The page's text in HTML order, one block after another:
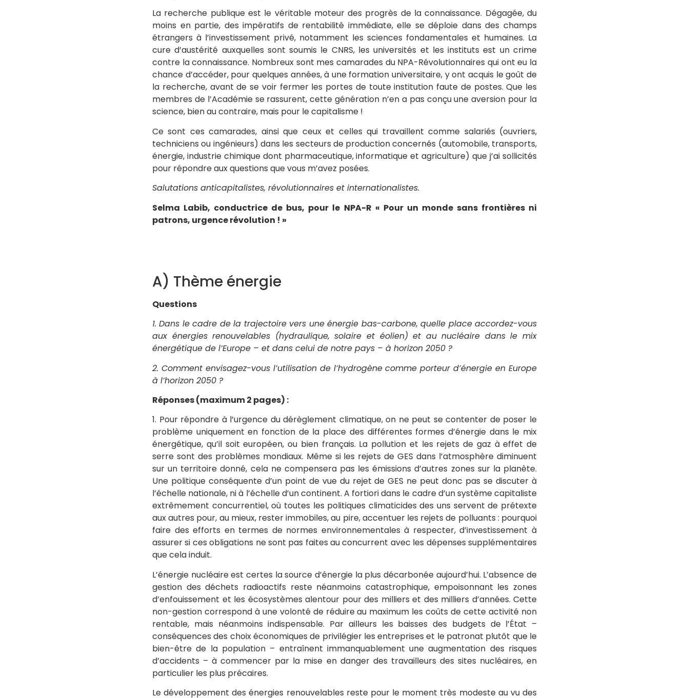
La recherche publique est le véritable moteur des progrès de la connaissance. Dégagée, du
moins en partie, des impératifs de rentabilité immédiate, elle se déploie dans des champs
étrangers à l’investissement privé, notamment les sciences fondamentales et humaines. La
cure d’austérité auxquelles sont soumis le CNRS, les universités et les instituts est un crime
contre la connaissance. Nombreux sont mes camarades du NPA-Révolutionnaires qui ont eu la
chance d’accéder, pour quelques années, à une formation universitaire, y ont acquis le goût de
la recherche, avant de se voir fermer les portes de toute institution faute de postes. Que les
membres de l’Académie se rassurent, cette génération n’en a pas conçu une aversion pour la
science, bien au contraire, mais pour le capitalisme !
Ce sont ces camarades, ainsi que ceux et celles qui travaillent comme salariés (ouvriers,
techniciens ou ingénieurs) dans les secteurs de production concernés (automobile, transports,
énergie, industrie chimique dont pharmaceutique, informatique et agriculture) que j’ai sollicités
pour répondre aux questions que vous m’avez posées.
Salutations anticapitalistes, révolutionnaires et internationalistes.
Selma Labib, conductrice de bus, pour le NPA-R « Pour un monde sans frontières ni
patrons, urgence révolution ! »
A) Thème énergie
Questions
1. Dans le cadre de la trajectoire vers une énergie bas-carbone, quelle place accordez-vous
aux énergies renouvelables (hydraulique, solaire et éolien) et au nucléaire dans le mix
énergétique de l’Europe – et dans celui de notre pays – à horizon 2050 ?
2. Comment envisagez-vous l’utilisation de l’hydrogène comme porteur d’énergie en Europe
à l’horizon 2050 ?
Réponses (maximum 2 pages) :
1. Pour répondre à l’urgence du dérèglement climatique, on ne peut se contenter de poser le
problème uniquement en fonction de la place des différentes formes d’énergie dans le mix
énergétique, qu’il soit européen, ou bien français. La pollution et les rejets de gaz à effet de
serre sont des problèmes mondiaux. Même si les rejets de GES dans l’atmosphère diminuent
sur un territoire donné, cela ne compensera pas les émissions d’autres zones sur la planète.
Une politique conséquente d’un point de vue du rejet de GES ne peut donc pas se discuter à
l’échelle nationale, ni à l’échelle d’un continent. A fortiori dans le cadre d’un système capitaliste
extrêmement concurrentiel, où toutes les politiques climaticides des uns servent de prétexte
aux autres pour, au mieux, rester immobiles, au pire, accentuer les rejets de polluants : pourquoi
faire des efforts en termes de normes environnementales à respecter, d’investissement à
assurer si ces obligations ne sont pas faites au concurrent avec les dépenses supplémentaires
que cela induit.
L’énergie nucléaire est certes la source d’énergie la plus décarbonée aujourd’hui. L’absence de
gestion des déchets radioactifs reste néanmoins catastrophique, empoisonnant les zones
d’enfouissement et les écosystèmes alentour pour des milliers et des milliers d’années. Cette
non-gestion correspond à une volonté de réduire au maximum les coûts de cette activité non
rentable, mais néanmoins indispensable. Par ailleurs les baisses des budgets de l’État –
conséquences des choix économiques de privilégier les entreprises et le patronat plutôt que le
bien-être de la population – entraînent immanquablement une augmentation des risques
d’accidents – à commencer par la mise en danger des travailleurs des sites nucléaires, en
particulier les plus précaires.
Le développement des énergies renouvelables reste pour le moment très modeste au vu des